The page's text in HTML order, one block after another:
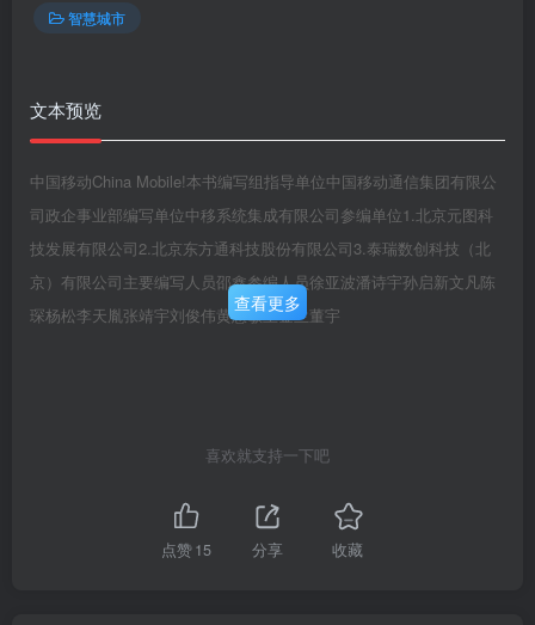
智慧城市
文本预览
中国移动China Mobile!本书编写组指导单位中国移动通信集团有限公
司政企事业部编写单位中移系统集成有限公司参编单位1.北京元图科
技发展有限公司2.北京东方通科技股份有限公司3.泰瑞数创科技（北
京）有限公司主要编写人员邵鑫参编人员徐亚波潘诗宇孙启新文凡陈
琛杨松李天胤张靖宇刘俊伟黄慧敏王金兰董宇
查看更多
喜欢就支持一下吧
点赞15 分享 收藏